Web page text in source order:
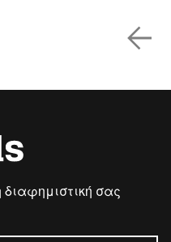
σας